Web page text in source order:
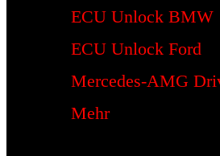
ECU Unlock BMW
ECU Unlock Ford
Mercedes-AMG
Mehr